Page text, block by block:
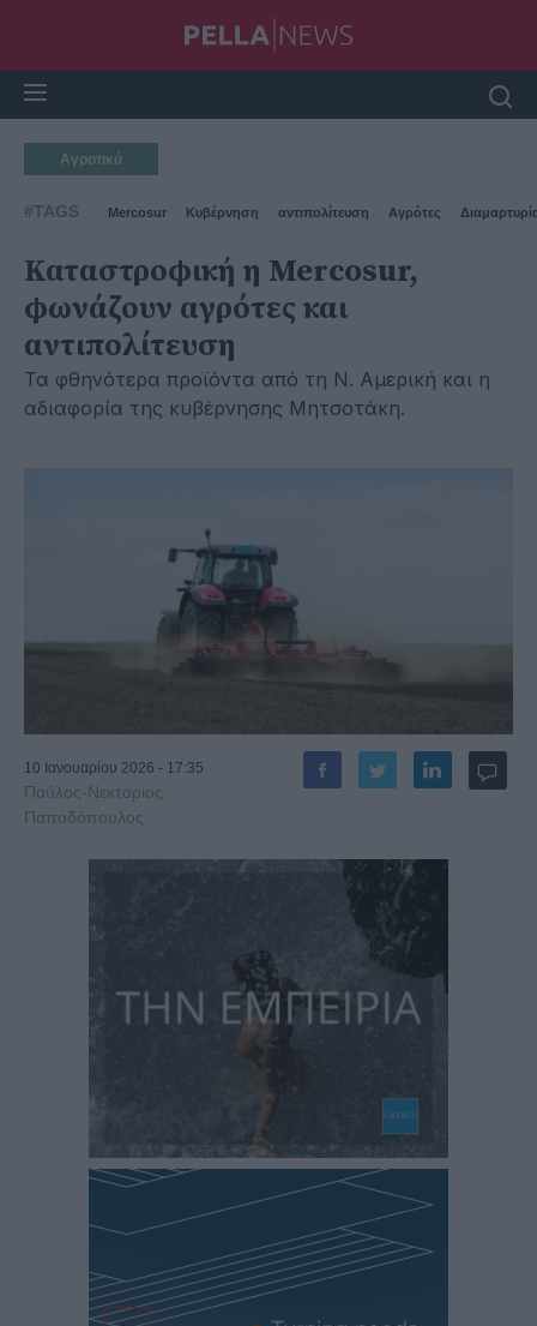
Αγροτικά
#TAGS Mercosur Κυβέρνηση αντιπολίτευση Αγρότες
Καταστροφική η Mercosur,
φωνάζουν αγρότες και
αντιπολίτευση
Τα φθηνότερα προϊόντα από τη Ν. Αμερική και η
αδιαφορία της κυβέρνησης Μητσοτάκη.
10 Ιανουαρίου 2026 - 17:35
Παύλος-Νεκτάριος
Παπαδόπουλος